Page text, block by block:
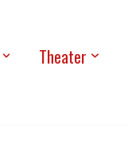
Thea­ter